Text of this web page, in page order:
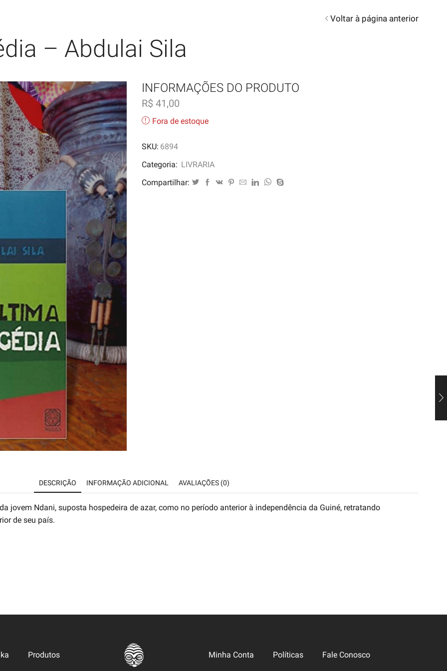
– Abdulai Sila
Voltar à página anterior
INFORMAÇÕES DO PRODUTO
R$ 41,00
Fora de estoque
SKU: 6894
Categoria: LIVRARIA
Compartilhar:
DESCRIÇÃO INFORMAÇÃO ADICIONAL AVALIAÇÕES (0)
jovem Ndani, suposta hospedeira de azar, como no período anterior à independência da Guiné, retratando
de seu país.
Produtos Minha Conta Políticas Fale Conosco